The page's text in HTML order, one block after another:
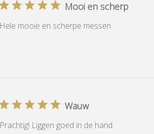
Mooi en scherp
Hele mooie en scherpe messen
Wauw
Prachtig! Liggen goed in de hand